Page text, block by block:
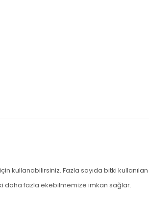
kullanabilirsiniz. Fazla sayıda bitki
daha fazla ekebilmemize imkan sağlar.